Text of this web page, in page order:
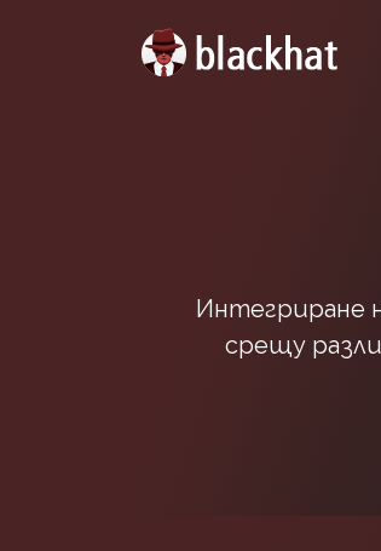
Интегриране
срещу